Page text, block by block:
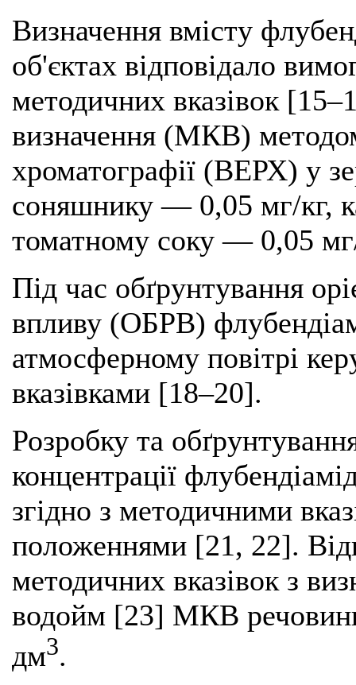
Визначення вмісту
об'єктах відповідало
методичних вказівок
визначення (МКВ)
хроматографії (ВЕРХ) у
соняшнику — 0,05 мг/кг,
томатному соку — 0,05
Під час обґрунтування
впливу (ОБРВ)
атмосферному повітрі
вказівками [18–20].
Розробку та
концентрації
згідно з методичними
положеннями [21, 22].
методичних вказівок з
водойм [23] МКВ
дм3.